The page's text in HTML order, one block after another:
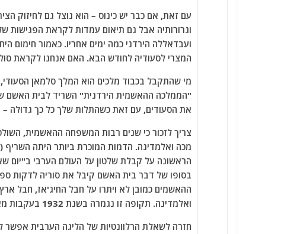
עם זאת, אם כבר יש כינוס – הוא נוצל גם לחיזוק
וגרורותיה אבל גם תיאום עמדות לקראת
ועבדאללה הירדני כמה ימים אחריו. כאמור חימום
המצרי לסעודיה לחודש הבא. האם אנחנו לקראת
מי שהתקבל בכבוד מלכים הוא המלך סלמאן
"הממלכה ההאשמית הירדנית" השריד לבית האשם
את הסעודים, עם זאת כשהתלות שלך כל כך גדולה
צריך לזכור כי שנים רבות המשפחה ההאשמית,
הראשונה על קבלת שלטון על העולם הערבי ב"יום
ההאשמים כמובן לא ויתרו על חבל החיג'אז, חבל
ואלמדינה. תקופה זו נגמרה בשנת 1932 בעקבות מאבק עם אבן (Ibn) סעוד, מייסד הממלכה הסעודית.